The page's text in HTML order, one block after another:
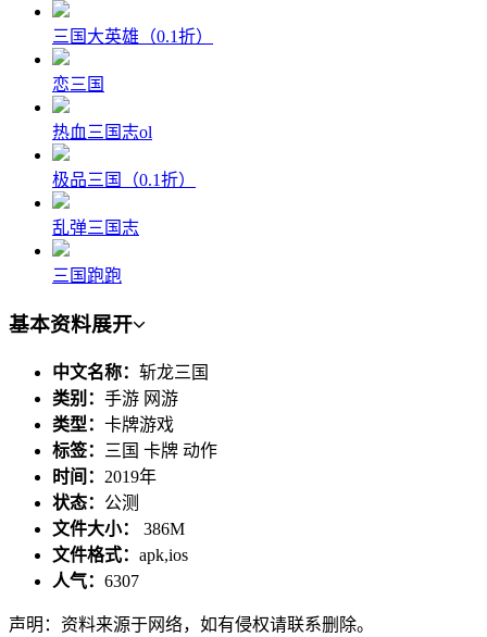
三国大英雄（0.1折）
恋三国
热血三国志ol
极品三国（0.1折）
乱弹三国志
三国跑跑
基本资料展开
中文名称： 斩龙三国
类别： 手游 网游
类型： 卡牌游戏
标签：
三国 卡牌 动作
时间： 2019年
状态： 公测
文件大小： 386M
文件格式： apk,ios
人气： 6307
声明：资料来源于网络，如有侵权请联系删除。